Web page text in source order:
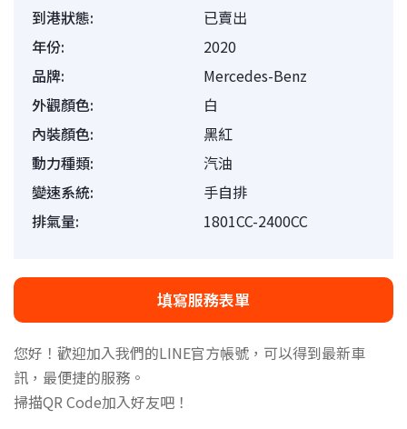
到港狀態:
已賣出
年份:
2020
品牌:
Mercedes-Benz
外觀顏色:
白
內裝顏色:
黑紅
動力種類:
汽油
變速系統:
手自排
排氣量:
1801CC-2400CC
填寫服務表單
您好！歡迎加入我們的LINE官方帳號，可以得到最新車
訊，最便捷的服務。
掃描QR Code加入好友吧！